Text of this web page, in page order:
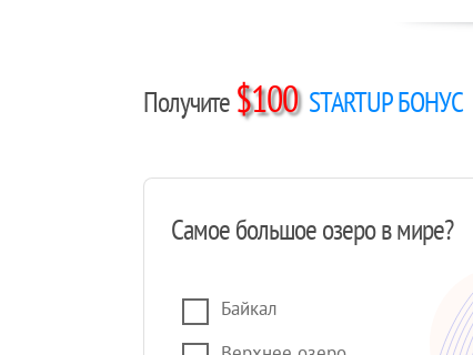
Получите $100 STARTUP БОНУС
Самое большое озеро в мире?
Байкал